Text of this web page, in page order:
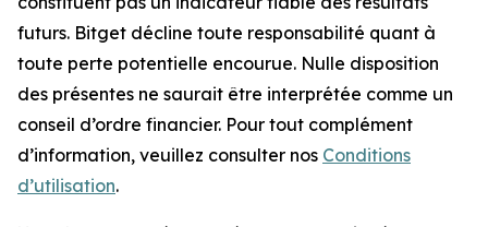
futurs. Bitget décline toute responsabilité quant à
toute perte potentielle encourue. Nulle disposition
des présentes ne saurait être interprétée comme un
conseil d’ordre financier. Pour tout complément
d’information, veuillez consulter nos Conditions
d’utilisation.